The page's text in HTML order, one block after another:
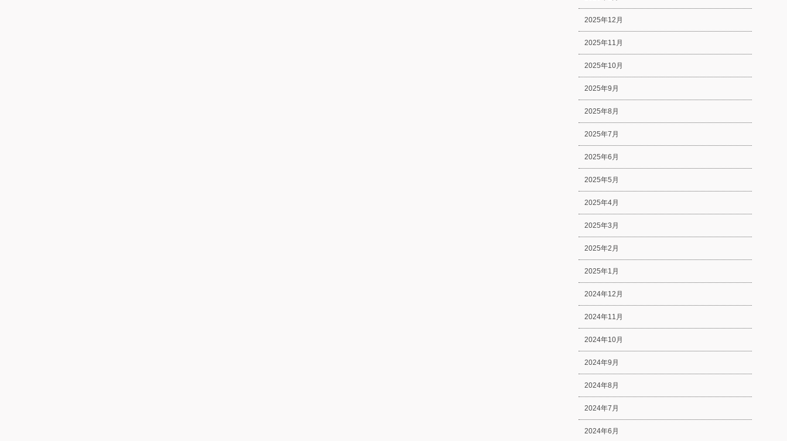
2025年12月
2025年11月
2025年10月
2025年9月
2025年8月
2025年7月
2025年6月
2025年5月
2025年4月
2025年3月
2025年2月
2025年1月
2024年12月
2024年11月
2024年10月
2024年9月
2024年8月
2024年7月
2024年6月